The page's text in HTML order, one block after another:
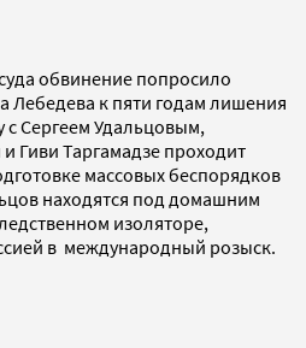
обвинение попросило
Лебедева к пяти годам лишения
Сергеем Удальцовым,
Гиви Таргамадзе проходит
массовых беспорядков
находятся под домашним
изоляторе,
в международный розыск.